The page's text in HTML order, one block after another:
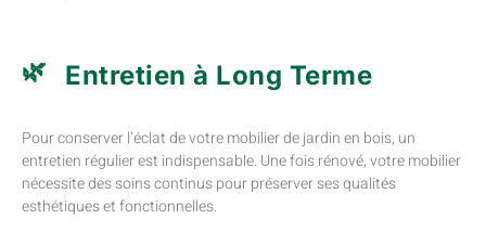
Entretien à Long Terme
Pour conserver l’éclat de votre mobilier de jardin en bois, un
entretien régulier est indispensable. Une fois rénové, votre mobilier
nécessite des soins continus pour préserver ses qualités
esthétiques et fonctionnelles.